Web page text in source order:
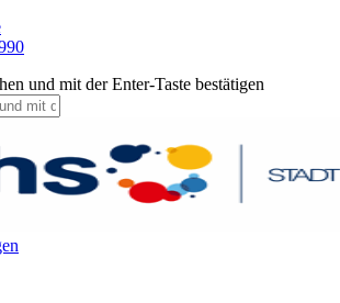
und mit der Enter-Taste bestätigen